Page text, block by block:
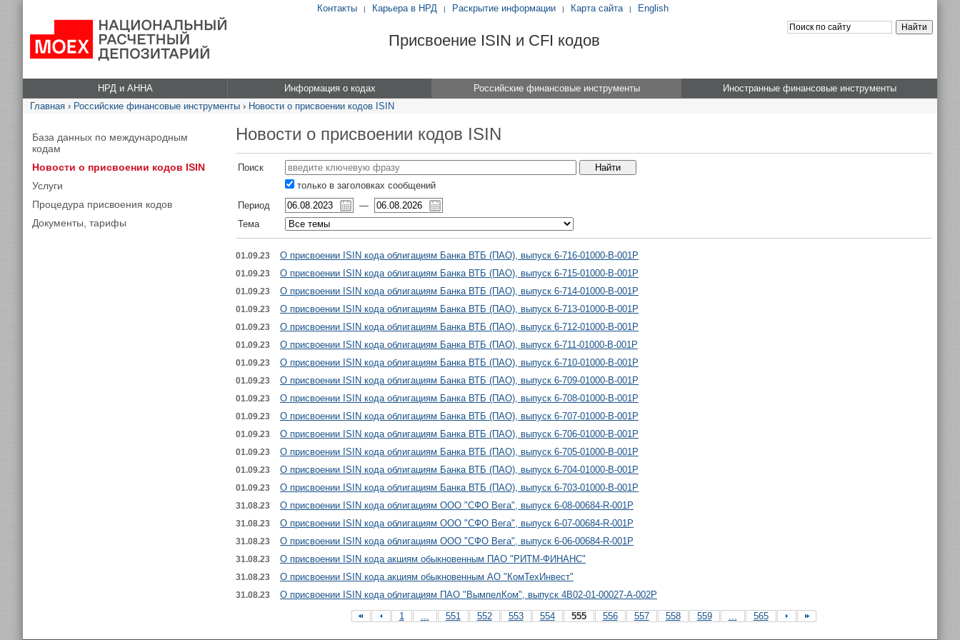
Контакты | Карьера в НРД | Раскрытие информации | Карта сайта | English
Присвоение ISIN и CFI кодов
НРД и АННА Информация о кодах Российские финансовые инструменты
Иностранные финансовые инструменты
Главная › Российские финансовые инструменты › Новости о присвоении кодов ISIN
База данных по международным
кодам
Новости о присвоении кодов ISIN
Услуги
Процедура присвоения кодов
Документы, тарифы
Новости о присвоении кодов ISIN
Поиск
только в заголовках сообщений
Период
—
Тема
01.09.23 О присвоении ISIN кода облигациям Банка ВТБ (ПАО), выпуск 6-716-01000-B-001P
01.09.23 О присвоении ISIN кода облигациям Банка ВТБ (ПАО), выпуск 6-715-01000-B-001P
01.09.23 О присвоении ISIN кода облигациям Банка ВТБ (ПАО), выпуск 6-714-01000-B-001P
01.09.23 О присвоении ISIN кода облигациям Банка ВТБ (ПАО), выпуск 6-713-01000-B-001P
01.09.23 О присвоении ISIN кода облигациям Банка ВТБ (ПАО), выпуск 6-712-01000-B-001P
01.09.23 О присвоении ISIN кода облигациям Банка ВТБ (ПАО), выпуск 6-711-01000-B-001P
01.09.23 О присвоении ISIN кода облигациям Банка ВТБ (ПАО), выпуск 6-710-01000-B-001P
01.09.23 О присвоении ISIN кода облигациям Банка ВТБ (ПАО), выпуск 6-709-01000-B-001P
01.09.23 О присвоении ISIN кода облигациям Банка ВТБ (ПАО), выпуск 6-708-01000-B-001P
01.09.23 О присвоении ISIN кода облигациям Банка ВТБ (ПАО), выпуск 6-707-01000-B-001P
01.09.23 О присвоении ISIN кода облигациям Банка ВТБ (ПАО), выпуск 6-706-01000-B-001P
01.09.23 О присвоении ISIN кода облигациям Банка ВТБ (ПАО), выпуск 6-705-01000-B-001P
01.09.23 О присвоении ISIN кода облигациям Банка ВТБ (ПАО), выпуск 6-704-01000-B-001P
01.09.23 О присвоении ISIN кода облигациям Банка ВТБ (ПАО), выпуск 6-703-01000-B-001P
31.08.23 О присвоении ISIN кода облигациям ООО "СФО Вега", выпуск 6-08-00684-R-001P
31.08.23 О присвоении ISIN кода облигациям ООО "СФО Вега", выпуск 6-07-00684-R-001P
31.08.23 О присвоении ISIN кода облигациям ООО "СФО Вега", выпуск 6-06-00684-R-001P
31.08.23 О присвоении ISIN кода акциям обыкновенным ПАО "РИТМ-ФИНАНС"
31.08.23 О присвоении ISIN кода акциям обыкновенным АО "КомТехИнвест"
31.08.23
О присвоении ISIN кода облигациям ПАО "ВымпелКом", выпуск 4B02-01-00027-A-002P
1
... 551 552 553 554 555 556 557 558 559 ... 565